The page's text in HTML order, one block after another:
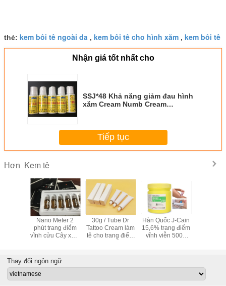
thẻ: kem bôi tê ngoài da , kem bôi tê cho hình xăm , kem bôi tê
Nhận giá tốt nhất cho
SSJ*48 Khả năng giảm đau hình
xăm Cream Numb Cream
Tiếp tục
Hơn Kem tê
Nano Meter 2
phút trang điểm
vĩnh cửu Cây xăm
30g / Tube Dr
Tattoo Cream làm
tê cho trang điểm
Hàn Quốc J-Cain
15,6% trang điểm
vĩnh viễn 500g
Thay đổi ngôn ngữ